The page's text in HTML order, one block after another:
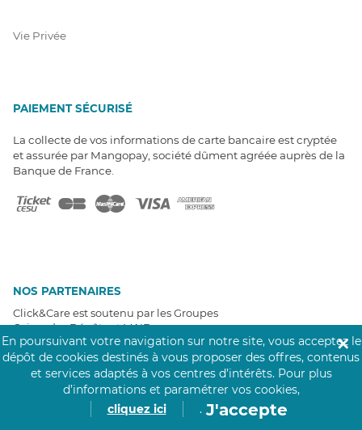
Vie Privée
PAIEMENT SÉCURISÉ
La collecte de vos informations de carte bancaire est cryptée
et assurée par Mangopay, société dûment agréée auprès de la
Banque de France.
NOS PARTENAIRES
Click&Care est soutenu par les Groupes
Caisse des Dépôts et MAIF.
En poursuivant votre navigation sur notre site, vous acceptez le
dépôt de cookies destinés à vous proposer des offres, contenus
et services adaptés à vos centres d’intérêts. Pour plus
d’informations et paramétrer vos cookies,
cliquez ici
. J'accepte
✕